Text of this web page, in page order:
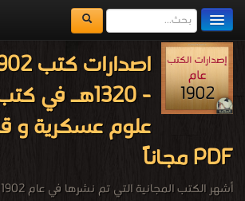
مكتبة الكتب
المكتبات
يُقرأ حالياً
الفهرس
- 1320هـ في
علوم عسكرية و
PDF مجاناً
أشهر الكتب المجانية التي تم نشرها في عام 1902